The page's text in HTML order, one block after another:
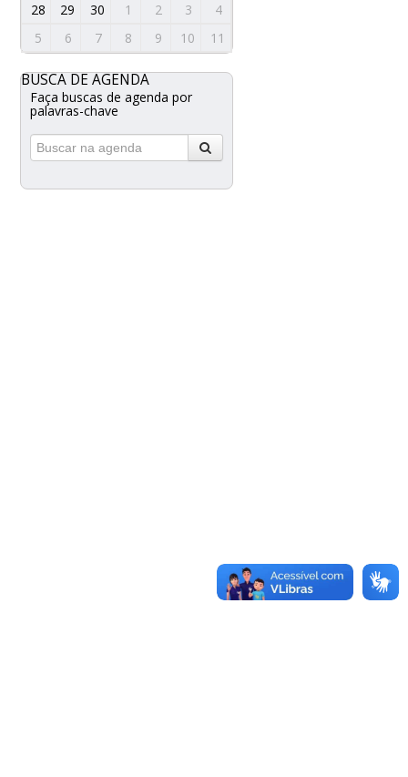
28
29 30 1 2 3
4
5
6 7 8 9 10 11
BUSCA DE AGENDA
Faça buscas de agenda por
palavras-chave